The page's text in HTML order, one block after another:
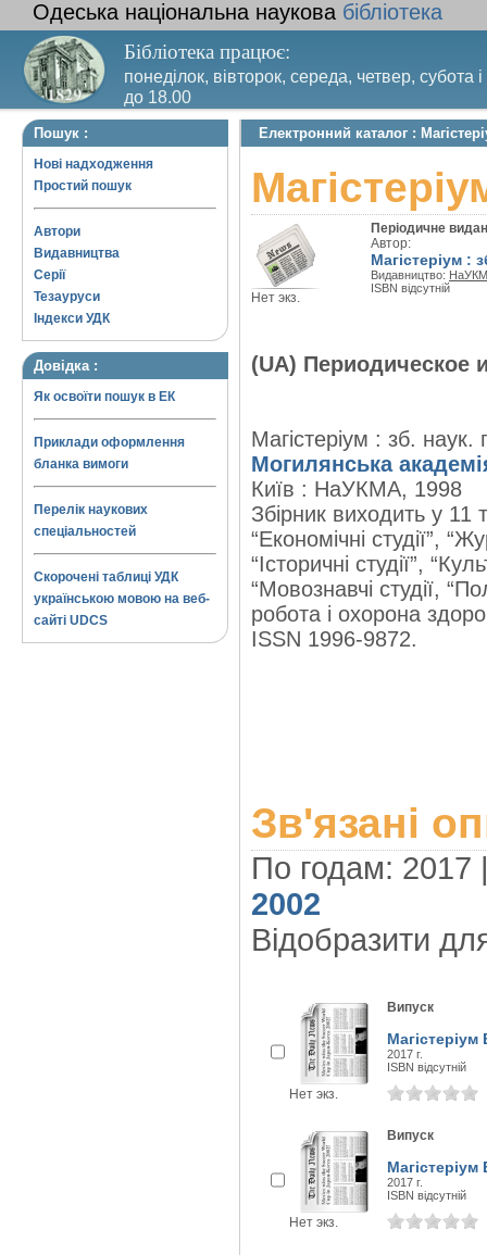
Одеська національна наукова бібліотека
Бібліотека працює:
понеділок, вівторок, середа, четвер, субота
до 18.00
Вихідний день – п’ятниця. Останній четвер
Пошук :
Нові надходження
Простий пошук
Автори
Видавництва
Серії
Тезауруси
Індекси УДК
Довідка :
Як освоїти пошук в ЕК
Приклади оформлення
бланка вимоги
Перелік наукових
спеціальностей
Скорочені таблиці УДК
українською мовою на веб-
сайті UDCS
Електронний каталог :
Нет экз.
Періодичне
Автор:
Магістеріум :
Видавництво:
ISBN відсутній
(UA) Периодическое
Магістеріум : зб.
Могилянська
Київ : НаУКМА, 1998
Збірник виходить у 11
“Економічні студії”,
“Історичні студії”,
“Мовознавчі студії,
робота і охорона
ISSN 1996-9872.
Зв'язані
По годам: 2017
2002
Відобразити
Нет экз.
Випуск
2017 г.
ISBN відсутній
Нет экз.
Випуск
Магістеріум
2017 г.
ISBN відсутній